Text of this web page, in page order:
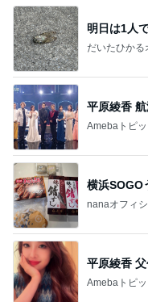
明日は1人
だいたひかる
平原綾香
Amebaトピ
横浜SOGO
nanaオフィ
平原綾香
Amebaトピ